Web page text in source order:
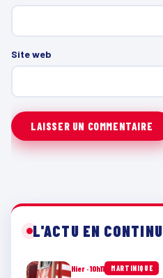
Site web
L'ACTU EN CONTINU
Hier · 10h11 MARTINIQUE